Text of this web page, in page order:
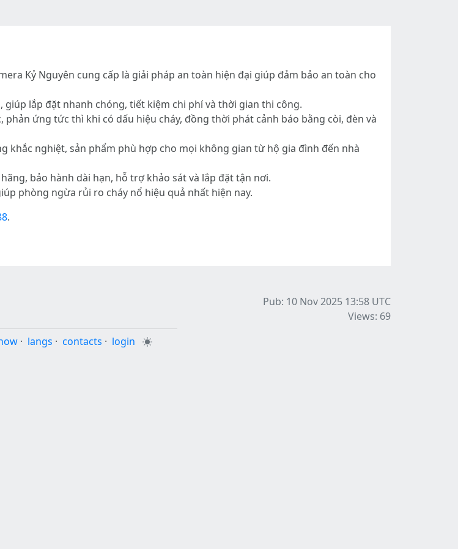
Kỷ Nguyên cung cấp là giải pháp an toàn hiện đại giúp đảm bảo an toàn cho
lắp đặt nhanh chóng, tiết kiệm chi phí và thời gian thi công.
ứng tức thì khi có dấu hiệu cháy, đồng thời phát cảnh báo bằng còi, đèn và
nghiệt, sản phẩm phù hợp cho mọi không gian từ hộ gia đình đến nhà
bảo hành dài hạn, hỗ trợ khảo sát và lắp đặt tận nơi.
phòng ngừa rủi ro cháy nổ hiệu quả nhất hiện nay.
.
Pub: 10 Nov 2025 13:58 UTC
Views: 69
· langs · contacts · login